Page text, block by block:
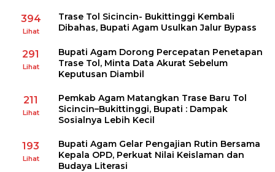
394
Lihat
Trase Tol Sicincin- Bukittinggi Kembali
Dibahas, Bupati Agam Usulkan Jalur Bypass
291
Lihat
Bupati Agam Dorong Percepatan Penetapan
Trase Tol, Minta Data Akurat Sebelum
Keputusan Diambil
211
Lihat
Pemkab Agam Matangkan Trase Baru Tol
Sicincin–Bukittinggi, Bupati : Dampak
Sosialnya Lebih Kecil
193
Lihat
Bupati Agam Gelar Pengajian Rutin Bersama
Kepala OPD, Perkuat Nilai Keislaman dan
Budaya Literasi